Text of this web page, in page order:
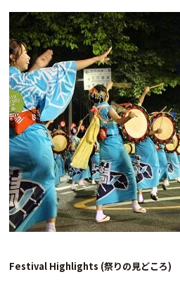
Festival Highlights (祭りの見どころ)